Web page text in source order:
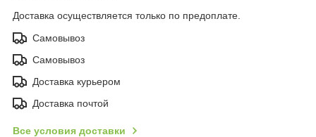
Доставка осуществляется только по предоплате.
Самовывоз
Самовывоз
Доставка курьером
Доставка почтой
Все условия доставки